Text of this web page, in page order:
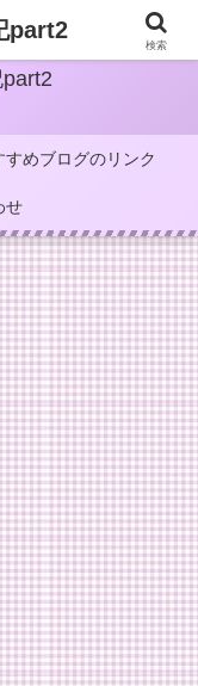
すめブログのリンク
せ
part2
検索